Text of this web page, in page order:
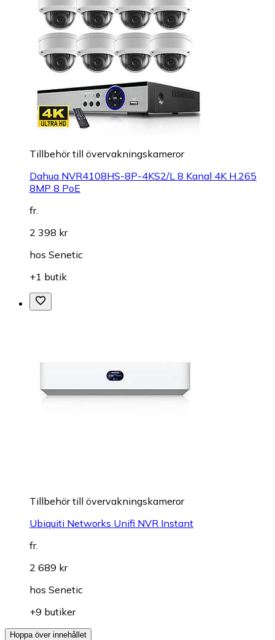
Tillbehör till övervakningskameror
Dahua NVR4108HS-8P-4KS2/L 8 Kanal 4K H.265
8MP 8 PoE
fr.
2 398 kr
hos Senetic
+1 butik
Tillbehör till övervakningskameror
Ubiquiti Networks Unifi NVR Instant
fr.
2 689 kr
hos Senetic
+9 butiker
Hoppa över innehållet